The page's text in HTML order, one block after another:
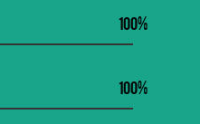
100
100